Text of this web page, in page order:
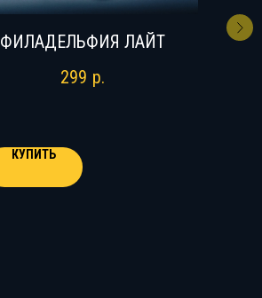
ФИЛАДЕЛЬФИЯ ЛАЙТ
299 р.
КУПИТЬ